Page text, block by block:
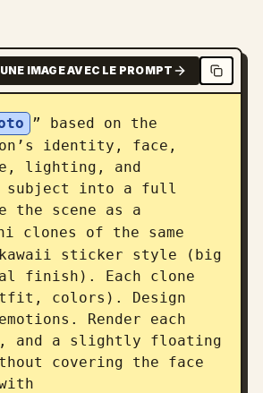
IMAGE AVEC LE PROMPT
” based on the
identity, face,
lighting, and
subject into a full
the scene as a
clones of the same
kawaii sticker style (big
finish). Each clone
colors). Design
Render each
and a slightly floating
covering the face